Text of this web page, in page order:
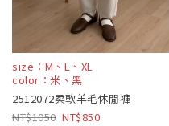
size：M、L、XL
color：米、黑
2512072柔軟羊毛休閒褲
1050
850